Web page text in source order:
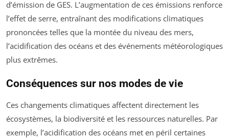
d’émission de GES. L’augmentation de ces émissions renforce
l’effet de serre, entraînant des modifications climatiques
prononcées telles que la montée du niveau des mers,
l’acidification des océans et des événements météorologiques
plus extrêmes.
Conséquences sur nos modes de vie
Ces changements climatiques affectent directement les
écosystèmes, la biodiversité et les ressources naturelles. Par
exemple, l’acidification des océans met en péril certaines